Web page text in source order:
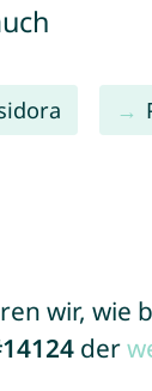
wir, wie
der